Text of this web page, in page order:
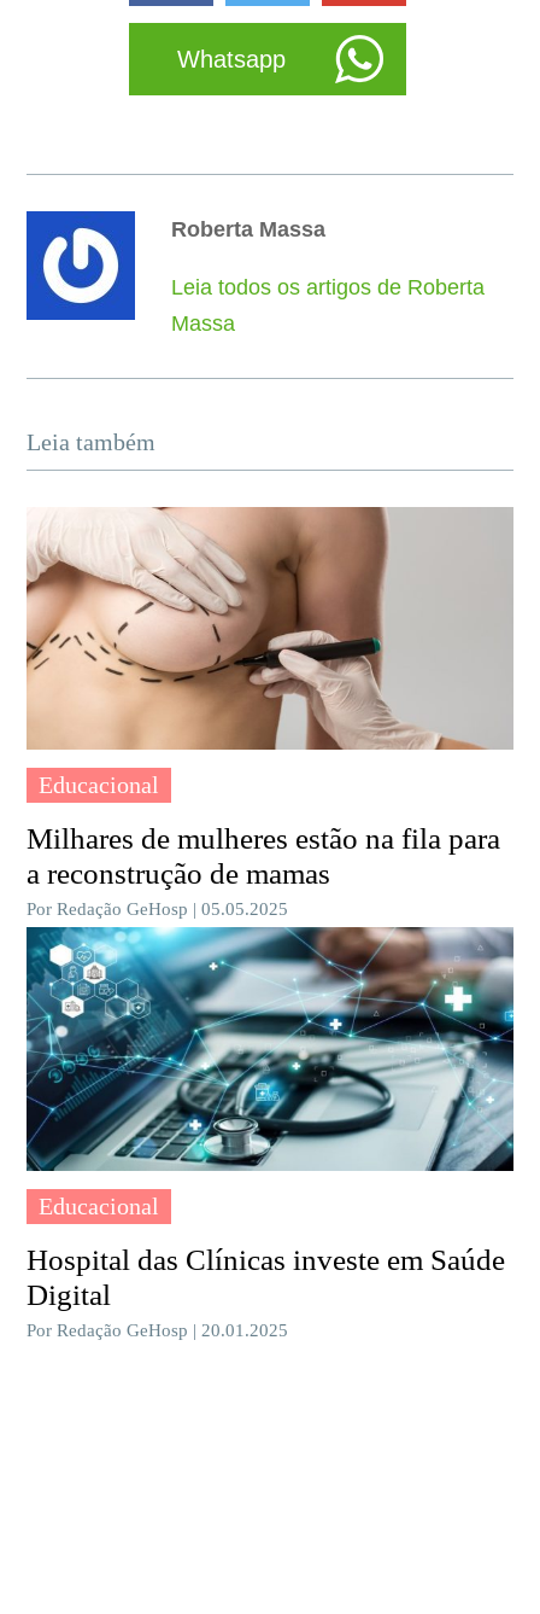
Whatsapp
Roberta Massa
Leia todos os artigos de Roberta
Massa
Leia também
Educacional
Milhares de mulheres estão na fila para
a reconstrução de mamas
Por Redação GeHosp | 05.05.2025
Educacional
Hospital das Clínicas investe em Saúde
Digital
Por Redação GeHosp | 20.01.2025